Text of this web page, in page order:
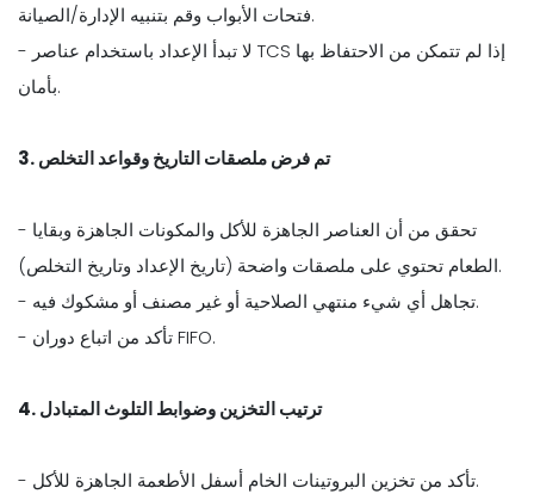
فتحات الأبواب وقم بتنبيه الإدارة/الصيانة.
- لا تبدأ الإعداد باستخدام عناصر TCS إذا لم تتمكن من الاحتفاظ بها
بأمان.
3. تم فرض ملصقات التاريخ وقواعد التخلص
- تحقق من أن العناصر الجاهزة للأكل والمكونات الجاهزة وبقايا
الطعام تحتوي على ملصقات واضحة (تاريخ الإعداد وتاريخ التخلص).
- تجاهل أي شيء منتهي الصلاحية أو غير مصنف أو مشكوك فيه.
- تأكد من اتباع دوران FIFO.
4. ترتيب التخزين وضوابط التلوث المتبادل
- تأكد من تخزين البروتينات الخام أسفل الأطعمة الجاهزة للأكل.